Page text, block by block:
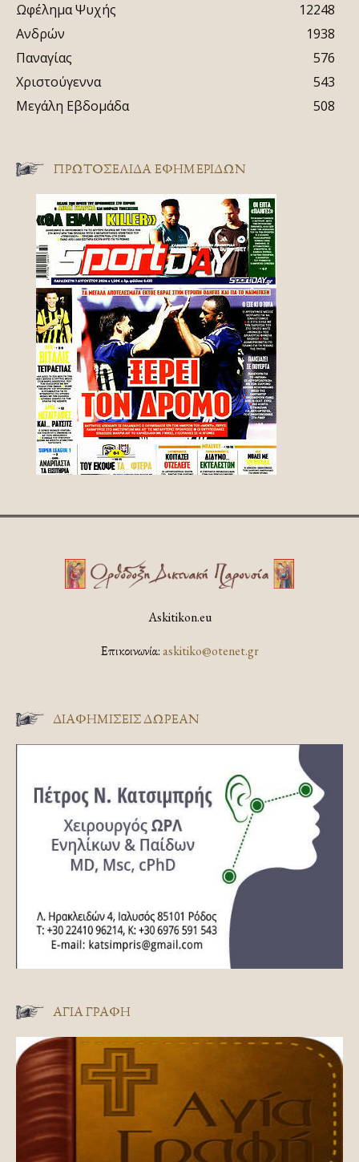
Ωφέλημα Ψυχής
12248
Ανδρών
1938
Παναγίας
576
Χριστούγεννα
543
Μεγάλη Εβδομάδα
508
ΠΡΩΤΟΣΈΛΙΔΑ ΕΦΗΜΕΡΊΔΩΝ
Askitikon.eu
Επικοινωνία:askitiko@otenet.gr
ΔΙΑΦΗΜΊΣΕΙΣ ΔΩΡΕΆΝ
ΑΓΊΑ ΓΡΑΦΉ